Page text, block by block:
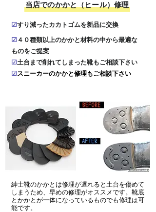
​当店でのかかと（ヒール）修理
☑​​すり減ったカカトゴムを新品に交換
☑ ４０種類以上のかかと材料の中から最適な
ものをご提案
☑土台まで削れてしまった靴もご相談下さい
☑​スニーカーのかかと修理もご相談下さい
​紳士靴のかかとは修理が遅れると土台を傷めて
しまうため、早めの修理がオススメです。靴底
とかかとが一体になっているものでも修理は可
能です。